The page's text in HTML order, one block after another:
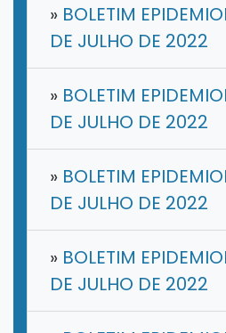
» BOLETIM
DE JULHO DE 2022
» BOLETIM
DE JULHO DE 2022
» BOLETIM
DE JULHO DE 2022
» BOLETIM
DE JULHO DE 2022